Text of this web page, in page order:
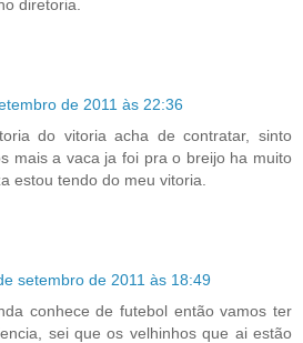
diretoria.
de 2011 às 22:36
do vitoria acha de contratar, sinto
mais a vaca ja foi pra o breijo ha muito
estou tendo do meu vitoria.
setembro de 2011 às 18:49
conhece de futebol então vamos ter
sei que os velhinhos que ai estão